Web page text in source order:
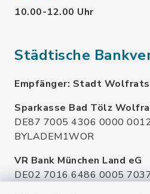
10.00-12.00 Uhr
Städtische
Empfänger: Stadt
Sparkasse Bad Tölz
DE87 7005 4306 0000
BYLADEM1WOR
VR Bank München Land eG
DE02 7016 6486 0005